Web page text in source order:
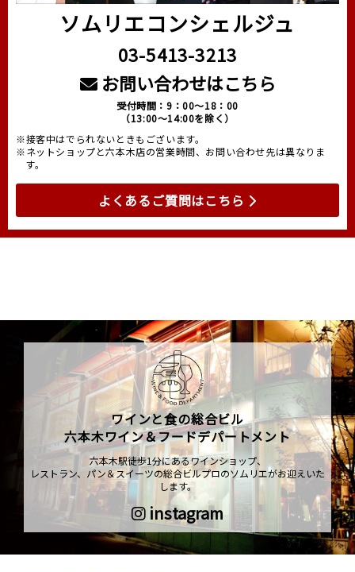
ソムリエコンシェルジュ
03-5413-3213
お問い合わせはこちら
受付時間：9：00～18：00
（13:00～14:00を除く）
※接客中はでられないときもございます。
※ネットショップと六本木店の営業時間、お問い合わせ先は異なりま
す。
よくあるご質問はこちら
ワインと食の総合ビル
六本木ワイン＆フードデパートメント
六本木駅徒歩1分にあるワインショップ、
レストラン、パン＆スイーツの総合ビルプロのソムリエがお迎えいた
します。
instagram